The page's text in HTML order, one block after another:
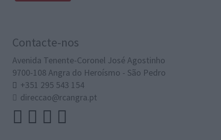
Contacte-nos
Avenida Tenente-Coronel José Agostinho
9700-108 Angra do Heroísmo - São Pedro
+351 295 543 154
direccao@rcangra.pt